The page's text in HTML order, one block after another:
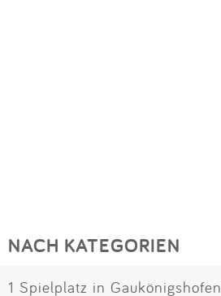
NACH KATEGORIEN
1 Spielplatz in Gaukönigshofen